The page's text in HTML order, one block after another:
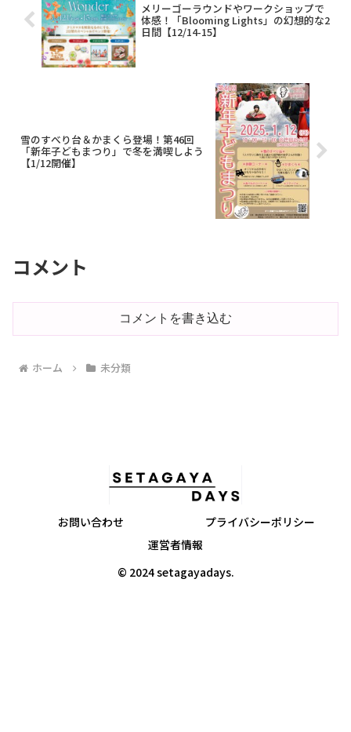
メリーゴーラウンドやワークショップで
体感！「Blooming Lights」の幻想的な2
日間【12/14-15】
雪のすべり台＆かまくら登場！第46回
「新年子どもまつり」で冬を満喫しよう
【1/12開催】
コメント
コメントを書き込む
ホーム 未分類
お問い合わせ
プライバシーポリシー
運営者情報
© 2024 setagayadays.